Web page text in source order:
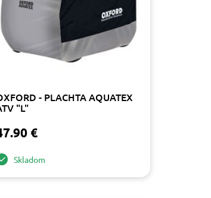
- PLACHTA AQUATEX
"L"
€
Skladom